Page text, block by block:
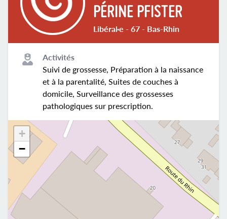
PÉRINE PFISTER
Libéral·e - 67 - Bas-Rhin
Activités
Suivi de grossesse, Préparation à la naissance
et à la parentalité, Suites de couches à
domicile, Surveillance des grossesses
pathologiques sur prescription.
+
−